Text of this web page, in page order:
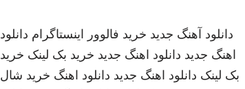
دانلود آهنگ جدید خرید فالوور اینستاگرام دانلود
اهنگ جدید دانلود اهنگ جدید خرید بک لینک خرید
بک لینک دانلود اهنگ جدید دانلود اهنگ خرید شال